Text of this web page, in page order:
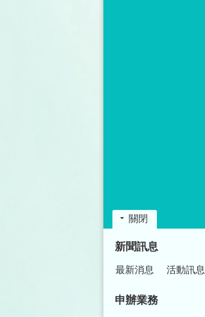
關閉
新聞訊息
最新消息 活動訊息
申辦業務